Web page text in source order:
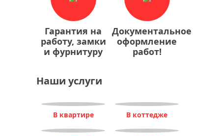
Гарантия на
работу, замки
и фурнитуру
Документальное
оформление
работ!
Наши услуги
В квартире В коттедже